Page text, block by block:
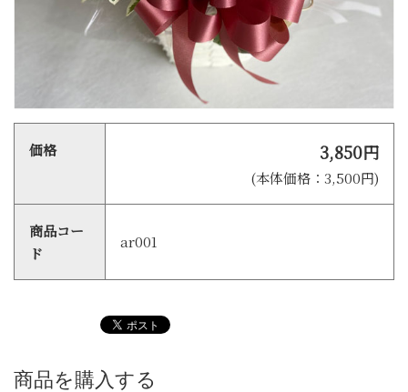
価格 3,850円
(本体価格：3,500円)
商品コー
ド
ar001
商品を購入する